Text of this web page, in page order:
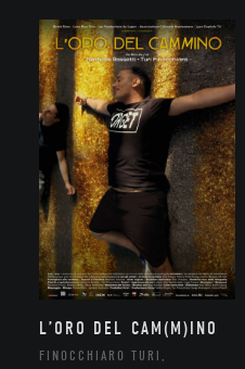
L’ORO DEL CAM(M)INO
FINOCCHIARO TURI,